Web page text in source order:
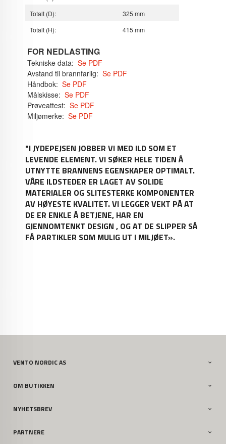
Totalt (D):
325 mm
Totalt (H):
415 mm
FOR NEDLASTING
Tekniske data: Se PDF
Avstand til brannfarlig: Se PDF
Håndbok: Se PDF
Målskisse: Se PDF
Prøveattest: Se PDF
Miljømerke: Se PDF
"I JYDEPEJSEN JOBBER VI MED ILD SOM ET
LEVENDE ELEMENT. VI SØKER HELE TIDEN Å
UTNYTTE BRANNENS EGENSKAPER OPTIMALT.
VÅRE ILDSTEDER ER LAGET AV SOLIDE
MATERIALER OG SLITESTERKE KOMPONENTER
AV HØYESTE KVALITET. VI LEGGER VEKT PÅ AT
DE ER ENKLE Å BETJENE, HAR EN
GJENNOMTENKT DESIGN , OG AT DE SLIPPER SÅ
FÅ PARTIKLER SOM MULIG UT I MILJØET».
VENTO NORDIC AS
OM BUTIKKEN
NYHETSBREV
PARTNERE